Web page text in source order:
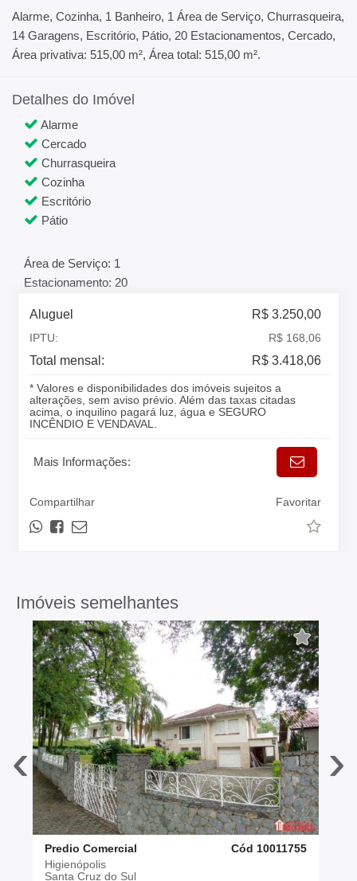
Alarme, Cozinha, 1 Banheiro, 1 Área de Serviço, Churrasqueira,
14 Garagens, Escritório, Pátio, 20 Estacionamentos, Cercado,
Área privativa: 515,00 m², Área total: 515,00 m².
Detalhes do Imóvel
Alarme
Cercado
Churrasqueira
Cozinha
Escritório
Pátio
Área de Serviço: 1
Estacionamento: 20
Aluguel R$ 3.250,00
IPTU: R$ 168,06
Total mensal: R$ 3.418,06
* Valores e disponibilidades dos imóveis sujeitos a
alterações, sem aviso prévio. Além das taxas citadas
acima, o inquilino pagará luz, água e SEGURO
INCÊNDIO E VENDAVAL.
Mais Informações:
Compartilhar Favoritar
Imóveis semelhantes
‹
Predio Comercial
Cód 10011755
Higienópolis
Santa Cruz do Sul
›